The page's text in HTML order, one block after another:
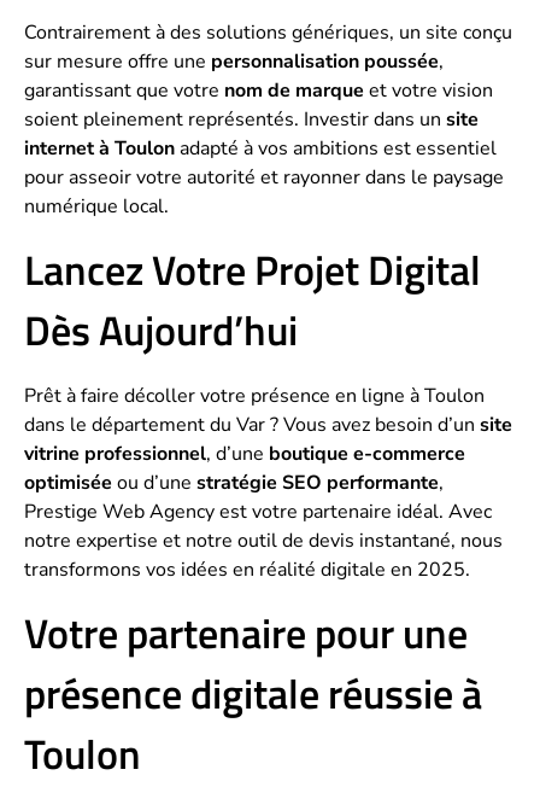
Contrairement à des solutions génériques, un site conçu
sur mesure offre une personnalisation poussée,
garantissant que votre nom de marque et votre vision
soient pleinement représentés. Investir dans un site
internet à Toulonadapté à vos ambitions est essentiel
pour asseoir votre autorité et rayonner dans le paysage
numérique local.
Lancez Votre Projet Digital
Dès Aujourd’hui
Prêt à faire décoller votre présence en ligne à Toulon
dans le département du Var ? Vous avez besoin d’un site
vitrine professionnel, d’une boutique e-commerce
optimisée ou d’une stratégie SEO performante,
Prestige Web Agency est votre partenaire idéal. Avec
notre expertise et notre outil de devis instantané, nous
transformons vos idées en réalité digitale en 2025.
Votre partenaire pour une
présence digitale réussie à
Toulon